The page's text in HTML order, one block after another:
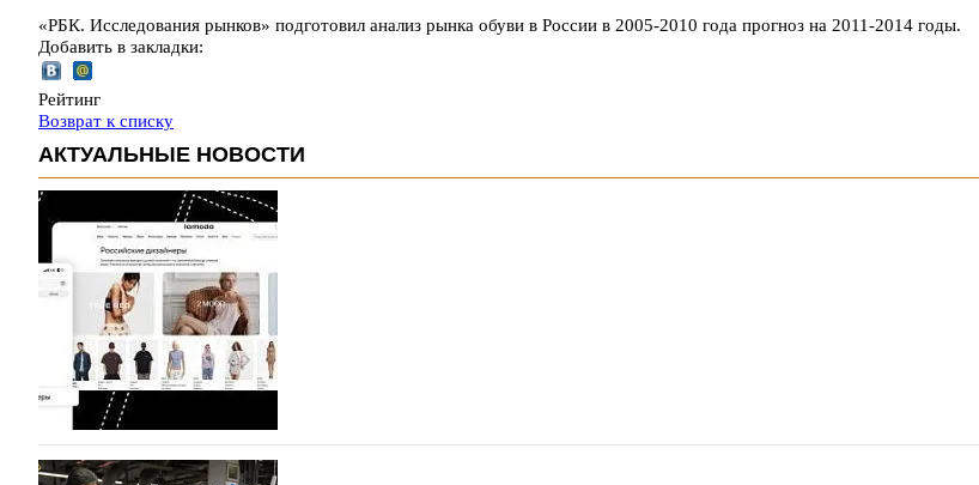
«РБК. Исследования рынков» подготовил анализ рынка обуви в России в 2005-2010 года прогноз на 2011-2014 годы.
Добавить в закладки:
Рейтинг
Возврат к списку
АКТУАЛЬНЫЕ НОВОСТИ
На платформе Lamoda - новый раздел и условия продвижения локальных